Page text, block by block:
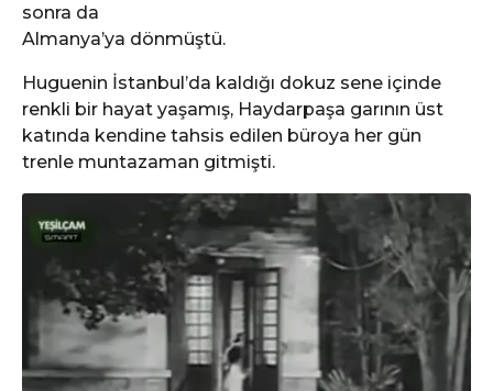
sonra da
Almanya’ya dönmüştü.
Huguenin İstanbul’da kaldığı dokuz sene içinde
renkli bir hayat yaşamış, Haydarpaşa garının üst
katında kendine tahsis edilen büroya her gün
trenle muntazaman gitmişti.